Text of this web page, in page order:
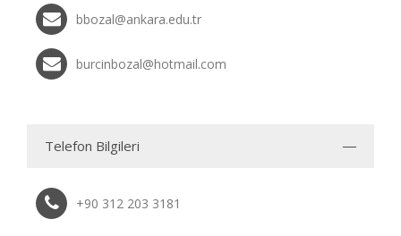
bbozal@ankara.edu.tr
burcinbozal@hotmail.com
Telefon Bilgileri
+90 312 203 3181